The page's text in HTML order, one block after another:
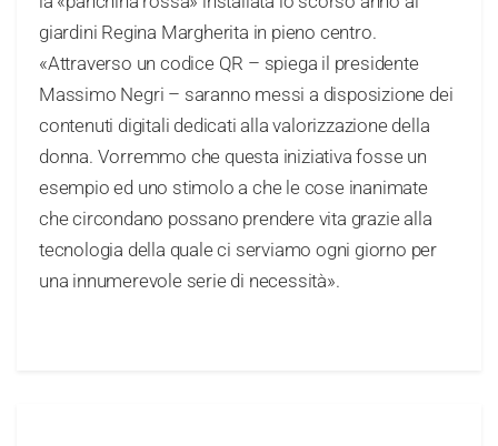
giardini Regina Margherita in pieno centro.
«Attraverso un codice QR – spiega il presidente
Massimo Negri – saranno messi a disposizione dei
contenuti digitali dedicati alla valorizzazione della
donna. Vorremmo che questa iniziativa fosse un
esempio ed uno stimolo a che le cose inanimate
che circondano possano prendere vita grazie alla
tecnologia della quale ci serviamo ogni giorno per
una innumerevole serie di necessità».